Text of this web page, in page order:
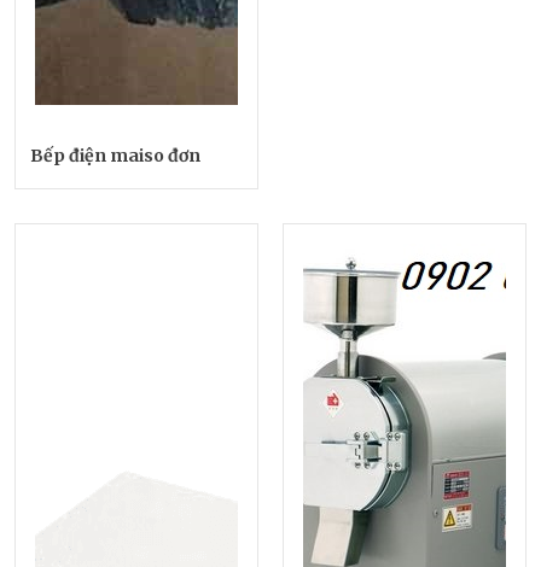
Bếp điện maiso đơn